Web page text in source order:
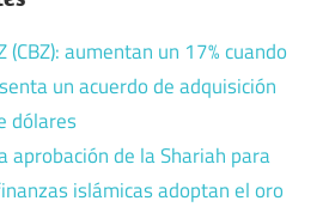
(CBZ): aumentan un 17% cuando
un acuerdo de adquisición
dólares
aprobación de la Shariah para
islámicas adoptan el oro